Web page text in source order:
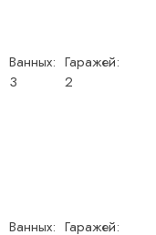
Ванных:
3
Гаражей:
2
Ванных: Гаражей: